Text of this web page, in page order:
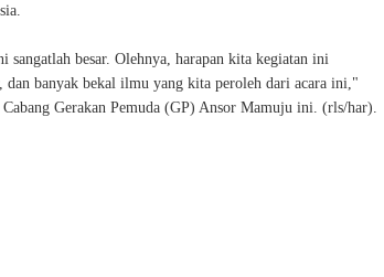
sangatlah besar. Olehnya, harapan kita kegiatan ini
dan banyak bekal ilmu yang kita peroleh dari acara ini,"
Gerakan Pemuda (GP) Ansor Mamuju ini. (rls/har).